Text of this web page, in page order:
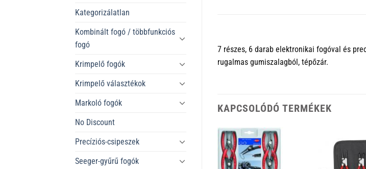
Kategorizálatlan
Kombinált fogó / többfunkciós
fogó
Krimpelő fogók
Krimpelő választékok
Markoló fogók
No Discount
Precíziós-csipeszek
Seeger-gyűrű fogók
7 részes, 6 darab elektronikai fogóval és
rugalmas gumiszalagból, tépőzár.
KAPCSOLÓDÓ TERMÉKEK